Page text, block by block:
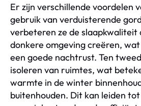
Er zijn verschillende voordelen
gebruik van verduisterende
verbeteren ze de slaapkwaliteit
donkere omgeving creëren,
een goede nachtrust. Ten
isoleren van ruimtes, wat
warmte in de winter
buitenhouden. Dit kan leiden